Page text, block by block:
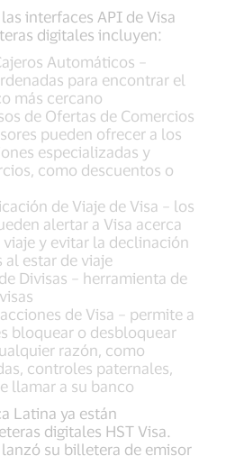
interfaces API de Visa
digitales incluyen:
Automáticos –
para encontrar el
más cercano
de Ofertas de Comercios
pueden ofrecer a los
especializadas y
como descuentos o
de Viaje de Visa – los
alertar a Visa acerca
viaje y evitar la declinación
al estar de viaje
Divisas – herramienta de
de Visa – permite a
bloquear o desbloquear
razón, como
controles paternales,
llamar a su banco
Latina ya están
digitales HST Visa.
su billetera de emisor